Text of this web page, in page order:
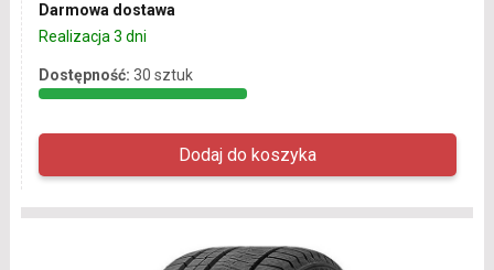
Darmowa dostawa
Realizacja 3 dni
Dostępność: 30 sztuk